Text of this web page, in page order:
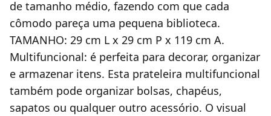
de tamanho médio, fazendo com que cada
cômodo pareça uma pequena biblioteca.
TAMANHO: 29 cm L x 29 cm P x 119 cm A.
Multifuncional: é perfeita para decorar, organizar
e armazenar itens. Esta prateleira multifuncional
também pode organizar bolsas, chapéus,
sapatos ou qualquer outro acessório. O visual